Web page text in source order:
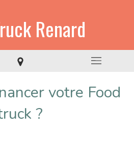
Renard
votre Food
?